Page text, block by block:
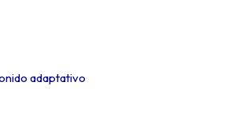
adaptativo